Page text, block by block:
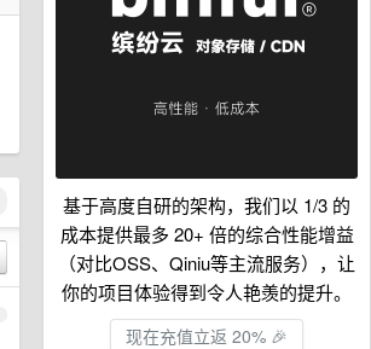
基于高度自研的架构，我们以 1/3 的
成本提供最多 20+ 倍的综合性能增益
（对比OSS、Qiniu等主流服务），让
你的项目体验得到令人艳羡的提升。
现在充值立返 20% 🎉